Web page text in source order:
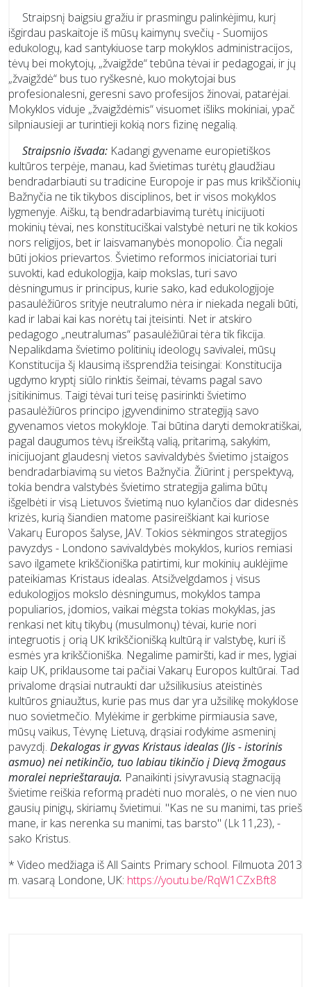
Straipsnį baigsiu gražiu ir prasmingu palinkėjimu, kurį
išgirdau paskaitoje iš mūsų kaimynų svečių - Suomijos
edukologų, kad santykiuose tarp mokyklos administracijos,
tėvų bei mokytojų, „žvaigžde“ tebūna tėvai ir pedagogai, ir jų
„žvaigždė“ bus tuo ryškesnė, kuo mokytojai bus
profesionalesni, geresni savo profesijos žinovai, patarėjai.
Mokyklos viduje „žvaigždėmis“ visuomet išliks mokiniai, ypač
silpniausieji ar turintieji kokią nors fizinę negalią.
Straipsnio išvada: Kadangi gyvename europietiškos
kultūros terpėje, manau, kad švietimas turėtų glaudžiau
bendradarbiauti su tradicine Europoje ir pas mus krikščionių
Bažnyčia ne tik tikybos disciplinos, bet ir visos mokyklos
lygmenyje. Aišku, tą bendradarbiavimą turėtų inicijuoti
mokinių tėvai, nes konstituciškai valstybė neturi ne tik kokios
nors religijos, bet ir laisvamanybės monopolio. Čia negali
būti jokios prievartos. Švietimo reformos iniciatoriai turi
suvokti, kad edukologija, kaip mokslas, turi savo
dėsningumus ir principus, kurie sako, kad edukologijoje
pasaulėžiūros srityje neutralumo nėra ir niekada negali būti,
kad ir labai kai kas norėtų tai įteisinti. Net ir atskiro
pedagogo „neutralumas“ pasaulėžiūrai tėra tik fikcija.
Nepalikdama švietimo politinių ideologų savivalei, mūsų
Konstitucija šį klausimą išsprendžia teisingai: Konstitucija
ugdymo kryptį siūlo rinktis šeimai, tėvams pagal savo
įsitikinimus. Taigi tėvai turi teisę pasirinkti švietimo
pasaulėžiūros principo įgyvendinimo strategiją savo
gyvenamos vietos mokykloje. Tai būtina daryti demokratiškai,
pagal daugumos tėvų išreikštą valią, pritarimą, sakykim,
inicijuojant glaudesnį vietos savivaldybės švietimo įstaigos
bendradarbiavimą su vietos Bažnyčia. Žiūrint į perspektyvą,
tokia bendra valstybės švietimo strategija galima būtų
išgelbėti ir visą Lietuvos švietimą nuo kylančios dar didesnės
krizės, kurią šiandien matome pasireiškiant kai kuriose
Vakarų Europos šalyse, JAV. Tokios sėkmingos strategijos
pavyzdys - Londono savivaldybės mokyklos, kurios remiasi
savo ilgamete krikščioniška patirtimi, kur mokinių auklėjime
pateikiamas Kristaus idealas. Atsižvelgdamos į visus
edukologijos mokslo dėsningumus, mokyklos tampa
populiarios, įdomios, vaikai mėgsta tokias mokyklas, jas
renkasi net kitų tikybų (musulmonų) tėvai, kurie nori
integruotis į orią UK krikščionišką kultūrą ir valstybę, kuri iš
esmės yra krikščioniška. Negalime pamiršti, kad ir mes, lygiai
kaip UK, priklausome tai pačiai Vakarų Europos kultūrai. Tad
privalome drąsiai nutraukti dar užsilikusius ateistinės
kultūros gniaužtus, kurie pas mus dar yra užsilikę mokyklose
nuo sovietmečio. Mylėkime ir gerbkime pirmiausia save,
mūsų vaikus, Tėvynę Lietuvą, drąsiai rodykime asmeninį
pavyzdį. Dekalogas ir gyvas Kristaus idealas (Jis - istorinis
asmuo) nei netikinčio, tuo labiau tikinčio į Dievą žmogaus
moralei neprieštarauja. Panaikinti įsivyravusią stagnaciją
švietime reiškia reformą pradėti nuo moralės, o ne vien nuo
gausių pinigų, skiriamų švietimui. "Kas ne su manimi, tas prieš
mane, ir kas nerenka su manimi, tas barsto" (Lk 11,23), -
sako Kristus.
* Video medžiaga iš All Saints Primary school. Filmuota 2013
m. vasarą Londone, UK: https://youtu.be/RqW1CZxBft8